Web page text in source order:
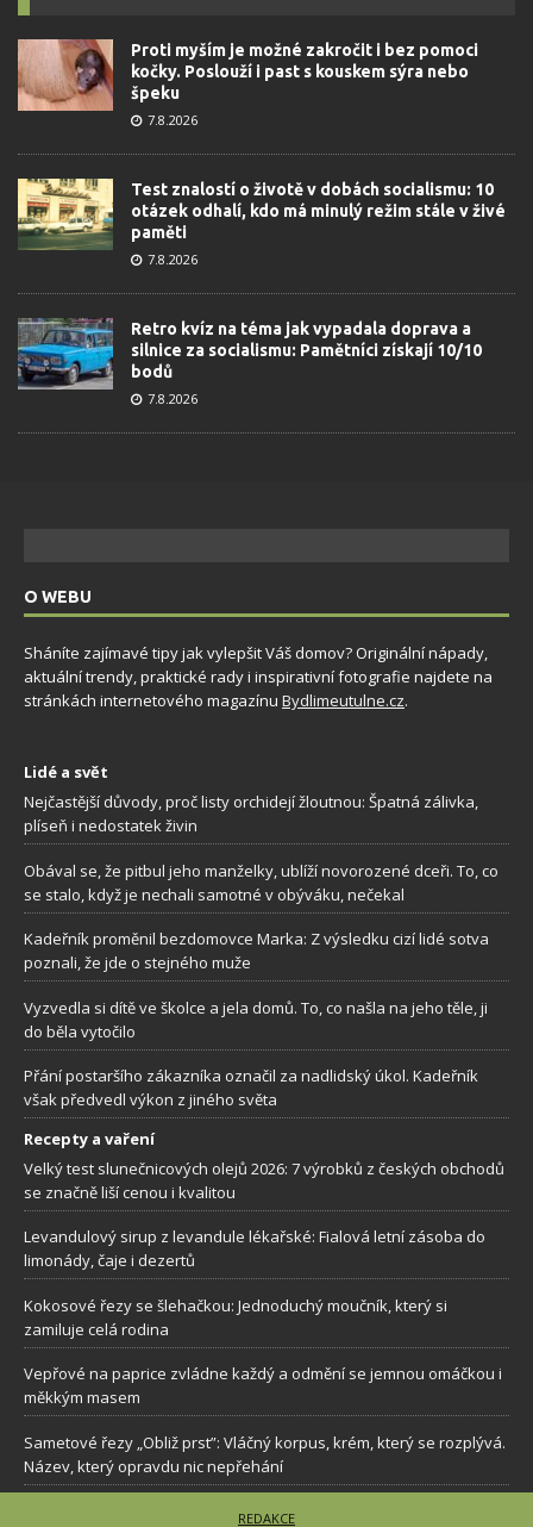
Proti myším je možné zakročit i bez pomoci
kočky. Poslouží i past s kouskem sýra nebo
špeku
7.8.2026
Test znalostí o životě v dobách socialismu: 10
otázek odhalí, kdo má minulý režim stále v živé
paměti
7.8.2026
Retro kvíz na téma jak vypadala doprava a
silnice za socialismu: Pamětníci získají 10/10
bodů
7.8.2026
O WEBU
Sháníte zajímavé tipy jak vylepšit Váš domov? Originální nápady,
aktuální trendy, praktické rady i inspirativní fotografie najdete na
stránkách internetového magazínu Bydlimeutulne.cz.
Lidé a svět
Nejčastější důvody, proč listy orchidejí žloutnou: Špatná zálivka,
plíseň i nedostatek živin
Obával se, že pitbul jeho manželky, ublíží novorozené dceři. To, co
se stalo, když je nechali samotné v obýváku, nečekal
Kadeřník proměnil bezdomovce Marka: Z výsledku cizí lidé sotva
poznali, že jde o stejného muže
Vyzvedla si dítě ve školce a jela domů. To, co našla na jeho těle, ji
do běla vytočilo
Přání postaršího zákazníka označil za nadlidský úkol. Kadeřník
však předvedl výkon z jiného světa
Recepty a vaření
Velký test slunečnicových olejů 2026: 7 výrobků z českých obchodů
se značně liší cenou i kvalitou
Levandulový sirup z levandule lékařské: Fialová letní zásoba do
limonády, čaje i dezertů
Kokosové řezy se šlehačkou: Jednoduchý moučník, který si
zamiluje celá rodina
Vepřové na paprice zvládne každý a odmění se jemnou omáčkou i
měkkým masem
Sametové řezy „Obliž prst”: Vláčný korpus, krém, který se rozplývá.
Název, který opravdu nic nepřehání
REDAKCE